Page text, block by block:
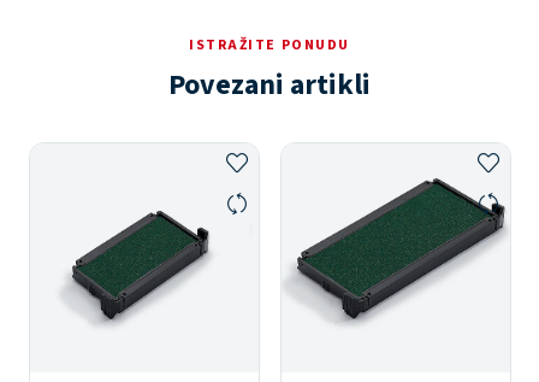
ISTRAŽITE PONUDU
Povezani artikli